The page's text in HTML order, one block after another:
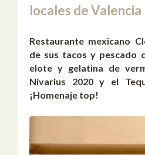
locales de Valencia
Restaurante mexicano
de sus tacos y pescado
elote y gelatina de
Nivarius 2020 y el
¡Homenaje top!